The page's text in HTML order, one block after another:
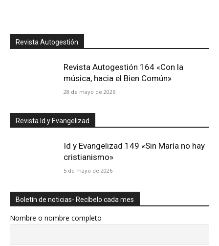
Revista Autogestión
Revista Autogestión 164 «Con la
música, hacia el Bien Común»
28 de mayo de 2026
Revista Id y Evangelizad
Id y Evangelizad 149 «Sin María no hay
cristianismo»
5 de mayo de 2026
Boletín de noticias- Recíbelo cada mes
Nombre o nombre completo